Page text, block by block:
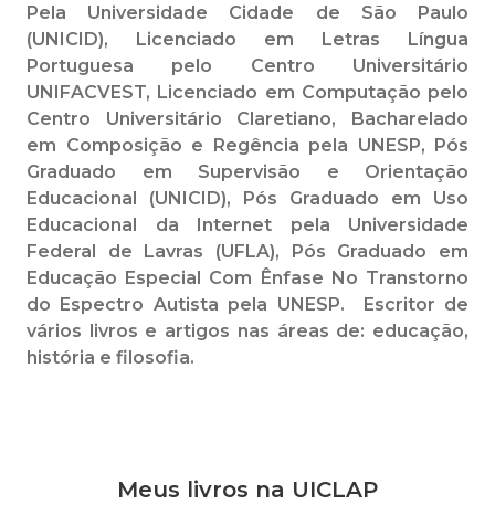
Pela Universidade Cidade de São Paulo
(UNICID), Licenciado em Letras Língua
Portuguesa pelo Centro Universitário
UNIFACVEST, Licenciado em Computação pelo
Centro Universitário Claretiano, Bacharelado
em Composição e Regência pela UNESP, Pós
Graduado em Supervisão e Orientação
Educacional (UNICID), Pós Graduado em Uso
Educacional da Internet pela Universidade
Federal de Lavras (UFLA), Pós Graduado em
Educação Especial Com Ênfase No Transtorno
do Espectro Autista pela UNESP. Escritor de
vários livros e artigos nas áreas de: educação,
história e filosofia.
Meus livros na UICLAP